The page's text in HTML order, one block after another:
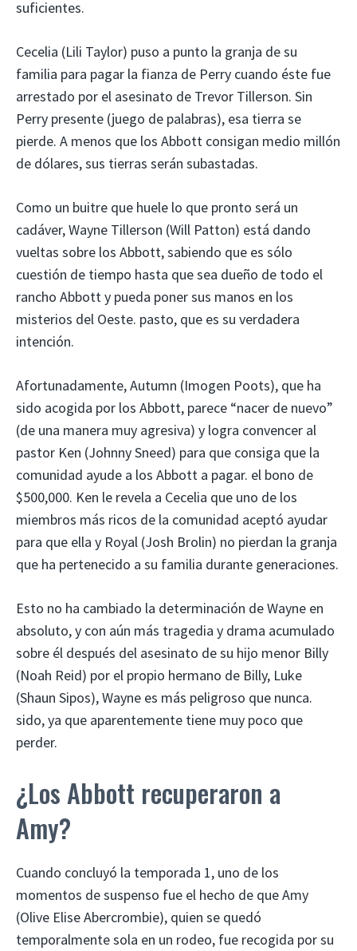
suficientes.
Cecelia (Lili Taylor) puso a punto la granja de su
familia para pagar la fianza de Perry cuando éste fue
arrestado por el asesinato de Trevor Tillerson. Sin
Perry presente (juego de palabras), esa tierra se
pierde. A menos que los Abbott consigan medio millón
de dólares, sus tierras serán subastadas.
Como un buitre que huele lo que pronto será un
cadáver, Wayne Tillerson (Will Patton) está dando
vueltas sobre los Abbott, sabiendo que es sólo
cuestión de tiempo hasta que sea dueño de todo el
rancho Abbott y pueda poner sus manos en los
misterios del Oeste. pasto, que es su verdadera
intención.
Afortunadamente, Autumn (Imogen Poots), que ha
sido acogida por los Abbott, parece “nacer de nuevo”
(de una manera muy agresiva) y logra convencer al
pastor Ken (Johnny Sneed) para que consiga que la
comunidad ayude a los Abbott a pagar. el bono de
$500,000. Ken le revela a Cecelia que uno de los
miembros más ricos de la comunidad aceptó ayudar
para que ella y Royal (Josh Brolin) no pierdan la granja
que ha pertenecido a su familia durante generaciones.
Esto no ha cambiado la determinación de Wayne en
absoluto, y con aún más tragedia y drama acumulado
sobre él después del asesinato de su hijo menor Billy
(Noah Reid) por el propio hermano de Billy, Luke
(Shaun Sipos), Wayne es más peligroso que nunca.
sido, ya que aparentemente tiene muy poco que
perder.
¿Los Abbott recuperaron a
Amy?
Cuando concluyó la temporada 1, uno de los
momentos de suspenso fue el hecho de que Amy
(Olive Elise Abercrombie), quien se quedó
temporalmente sola en un rodeo, fue recogida por su